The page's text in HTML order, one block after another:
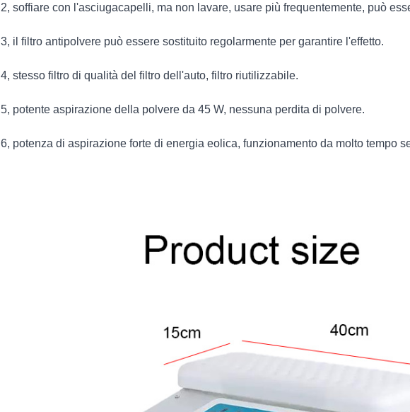
2, soffiare con l'asciugacapelli, ma non lavare, usare più frequentemente, può
3, il filtro antipolvere può essere sostituito regolarmente per garantire l'effetto.
4, stesso filtro di qualità del filtro dell'auto, filtro riutilizzabile.
5, potente aspirazione della polvere da 45 W, nessuna perdita di polvere.
6, potenza di aspirazione forte di energia eolica, funzionamento da molto tempo